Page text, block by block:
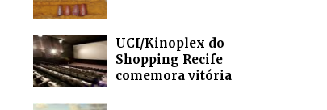
UCI/Kinoplex do
Shopping Recife
comemora vitória